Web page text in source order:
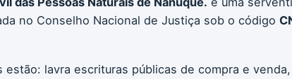
no Conselho Nacional de Justiça sob o código
lavra escrituras públicas de compra e